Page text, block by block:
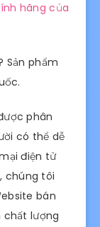
hãng của
Sản phẩm
phân
có thể dễ
điện tử
chúng tôi
bán
chất lượng